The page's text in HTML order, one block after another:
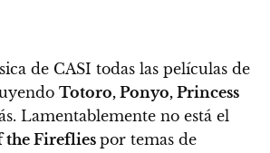
de CASI todas las películas de
Totoro, Ponyo, Princess
Lamentablemente no está el
the Firefliespor temas de